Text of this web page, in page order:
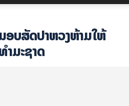
ອບ​ສັດປ່າ​ຫວງ​ຫ້າມ​ໃຫ້​
ມະ​ຊາດ